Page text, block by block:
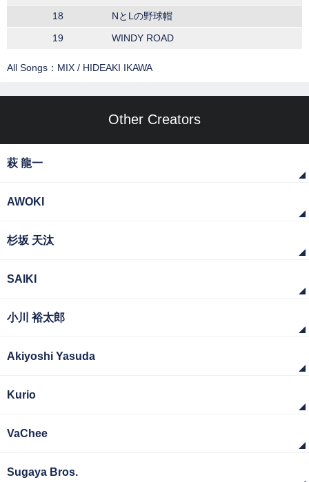
18
NとLの野球帽
19
WINDY ROAD
All Songs：MIX / HIDEAKI IKAWA
Other Creators
萩 龍一
AWOKI
杉坂 天汰
SAIKI
小川 裕太郎
Akiyoshi Yasuda
Kurio
VaChee
Sugaya Bros.